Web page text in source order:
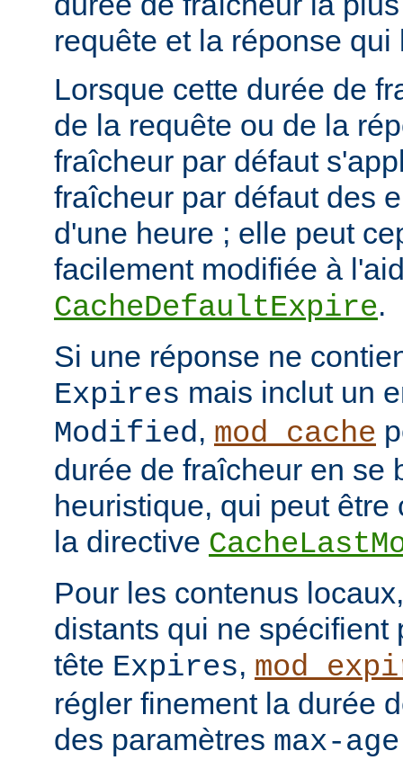
requête et la réponse qui
Lorsque cette durée de
de la requête ou de la
fraîcheur par défaut
fraîcheur par défaut des
d'une heure ; elle peut
facilement modifiée à
CacheDefaultExpire.
Si une réponse ne
Expires mais inclut un
Modified, mod_cache
durée de fraîcheur en se
heuristique, qui peut
la directive
Pour les contenus
distants qui ne spécifient
tête Expires,
régler finement la durée
des paramètres max-age